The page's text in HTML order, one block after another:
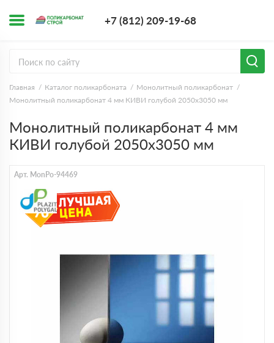
+7 (812) 209-19-68
Главная Каталог поликарбоната
Монолитный поликарбонат
Монолитный поликарбонат 4 мм КИВИ голубой 2050х3050 мм
Монолитный поликарбонат 4 мм
КИВИ голубой 2050х3050 мм
Арт. MonPo-94469